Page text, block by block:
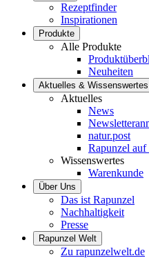
Rezeptfinder
Inspirationen
Produkte
Alle Produkte
Neuheiten
Aktuelles & Wissenswertes
Aktuelles
News
natur.post
Rapunzel auf
Wissenswertes
Warenkunde
Über Uns
Das ist Rapunzel
Nachhaltigkeit
Presse
Rapunzel Welt
Zu rapunzelwelt.de